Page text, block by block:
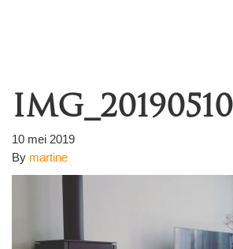
10 mei 2019
By martine